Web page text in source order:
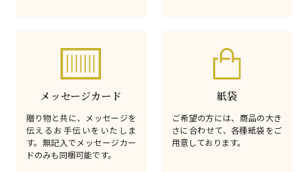
メッセージカード
贈り物と共に、メッセージを
伝えるお手伝いをいたしま
す。無記入でメッセージカー
ドのみも同梱可能です。
紙袋
ご希望の方には、商品の大き
さに合わせて、各種紙袋をご
用意しております。